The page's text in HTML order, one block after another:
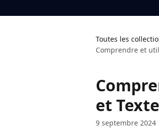
Toutes les
Comprendre et
et
9 septembre 2024